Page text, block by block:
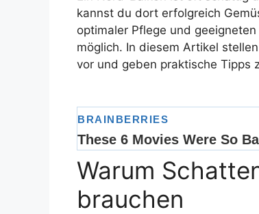
kannst du dort erfolgreich
optimaler Pflege und
möglich. In diesem Artikel
vor und geben praktische Tipps
Warum
brauchen